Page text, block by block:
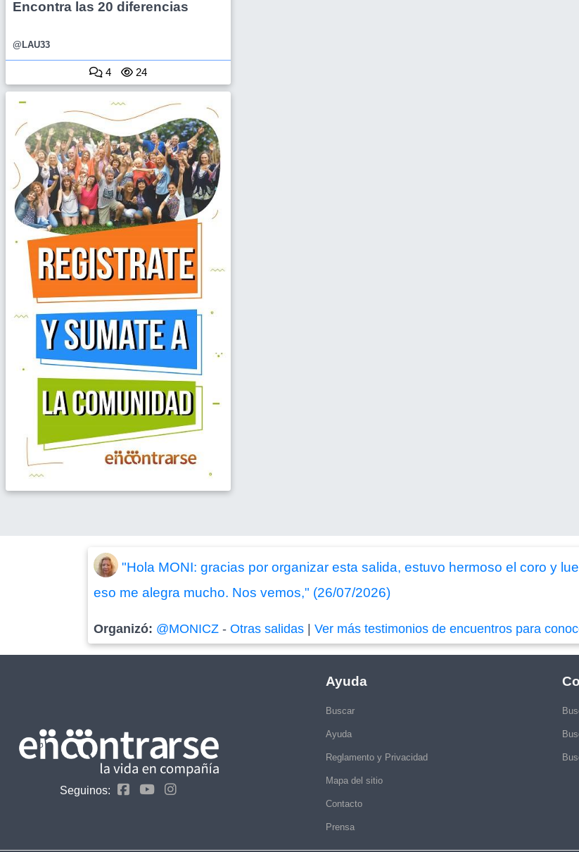
Encontra las 20 diferencias
@LAU33
4 24
"Hola MONI: gracias por organizar esta salida, estuvo hermoso el coro y
eso me alegra mucho. Nos vemos," (26/07/2026)
Organizó: @MONICZ -Otras salidas |Ver más testimonios de encuentros para
Seguinos:
Ayuda
Buscar
Ayuda
Reglamento y Privacidad
Mapa del sitio
Contacto
Prensa